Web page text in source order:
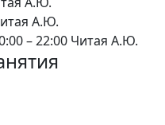
А.Ю.
– 22:00 Читая А.Ю.